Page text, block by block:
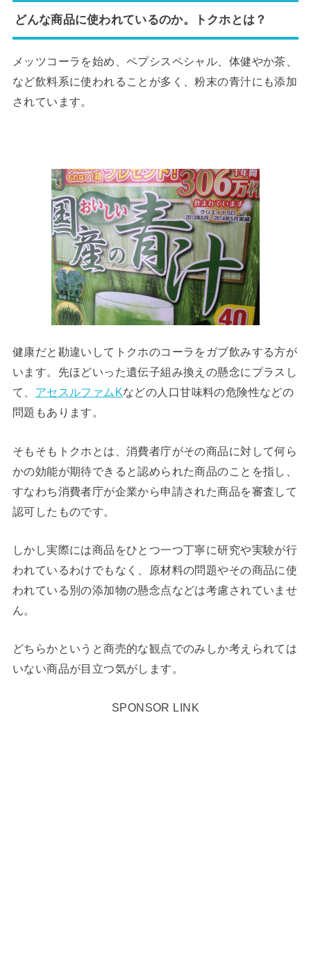
どんな商品に使われているのか。トクホとは？
メッツコーラを始め、ペプシスペシャル、体健やか茶、
など飲料系に使われることが多く、粉末の青汁にも添加
されています。
健康だと勘違いしてトクホのコーラをガブ飲みする方が
います。先ほどいった遺伝子組み換えの懸念にプラスし
て、 アセスルファムKなどの人口甘味料の危険性などの
問題もあります。
そもそもトクホとは、消費者庁がその商品に対して何ら
かの効能が期待できると認められた商品のことを指し、
すなわち消費者庁が企業から申請された商品を審査して
認可したものです。
しかし実際には商品をひとつ一つ丁寧に研究や実験が行
われているわけでもなく、原材料の問題やその商品に使
われている別の添加物の懸念点などは考慮されていませ
ん。
どちらかというと商売的な観点でのみしか考えられては
いない商品が目立つ気がします。
SPONSOR LINK